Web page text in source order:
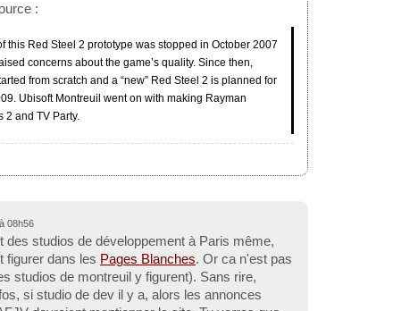
:
this Red Steel 2 prototype was stopped in October 2007
concerns about the game’s quality. Since then,
from scratch and a “new” Red Steel 2 is planned for
Ubisoft Montreuil went on with making Rayman
2 and TV Party.
08h56
des studios de développement à Paris même,
figurer dans les Pages Blanches. Or ca n'est pas
studios de montreuil y figurent). Sans rire,
si studio de dev il y a, alors les annonces